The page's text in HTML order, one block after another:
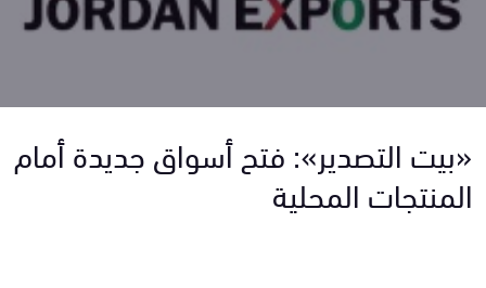
«بيت التصدير»: فتح أسواق جديدة أمام
المنتجات المحلية